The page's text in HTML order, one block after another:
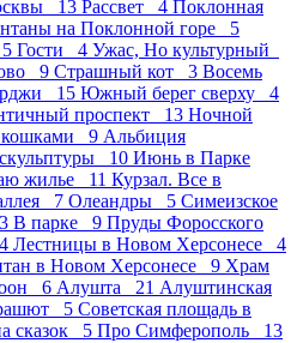
13 Рассвет 4 Поклонная
на Поклонной горе 5
Гости 4 Ужас, Но культурный
9 Страшный кот 3 Восемь
15 Южный берег сверху 4
проспект 13 Ночной
кошками 9 Альбиция
10 Июнь в Парке
жилье 11 Курзал. Все в
7 Олеандры 5 Симеизское
В парке 9 Пруды Форосского
Лестницы в Новом Херсонесе 4
в Новом Херсонесе 9 Храм
6 Алушта 21 Алуштинская
5 Советская площадь в
сказок 5 Про Симферополь 13